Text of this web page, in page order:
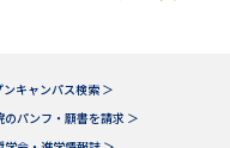
ンキャンパス検索 ＞
のパンフ・願書を請求 ＞